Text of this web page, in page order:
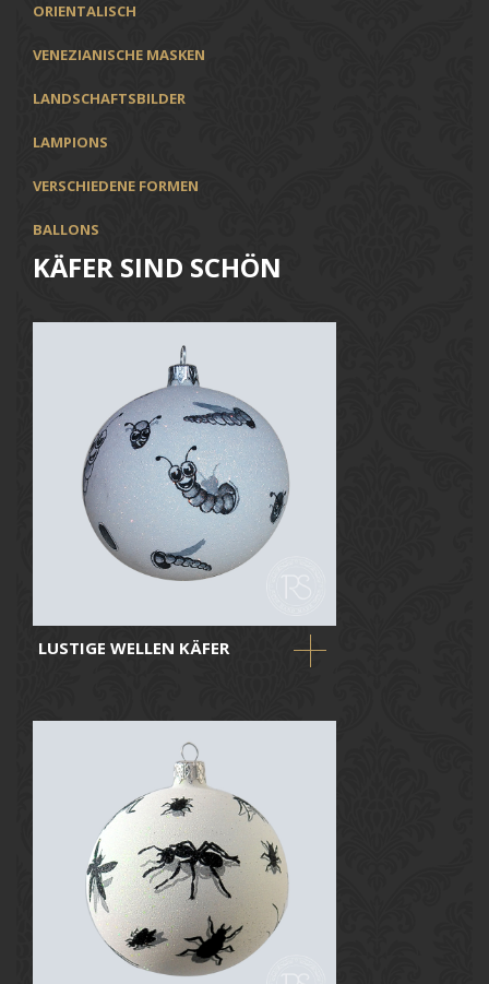
ORIENTALISCH
VENEZIANISCHE MASKEN
LANDSCHAFTSBILDER
LAMPIONS
VERSCHIEDENE FORMEN
BALLONS
KÄFER SIND SCHÖN
LUSTIGE WELLEN KÄFER